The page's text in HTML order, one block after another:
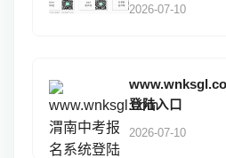
2026-07-10
登陆入口
2026-07-10